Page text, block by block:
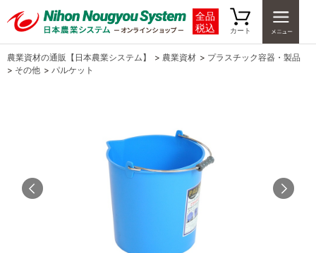
全品
税込
カート
農業資材の通販【日本農業システム】 > 農業資材 > プラスチック容器・製品
> その他 > パルケット